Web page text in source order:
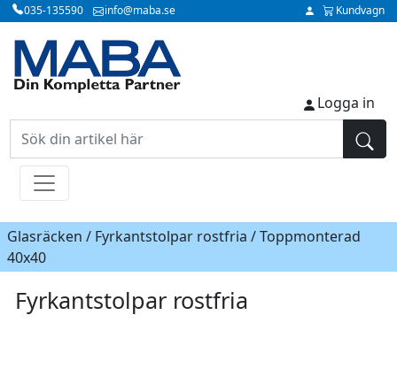
035-135590 info@maba.se Kundvagn
Logga in
Glasräcken / Fyrkantstolpar rostfria / Toppmonterad
40x40
Fyrkantstolpar rostfria